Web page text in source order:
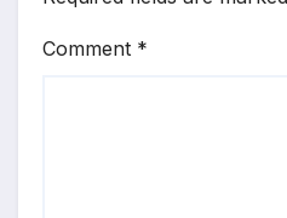
Comment *